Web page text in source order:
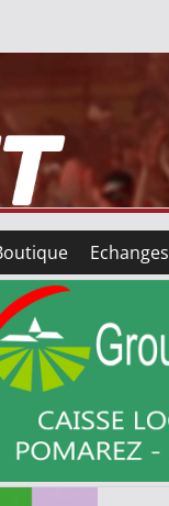
Echanges